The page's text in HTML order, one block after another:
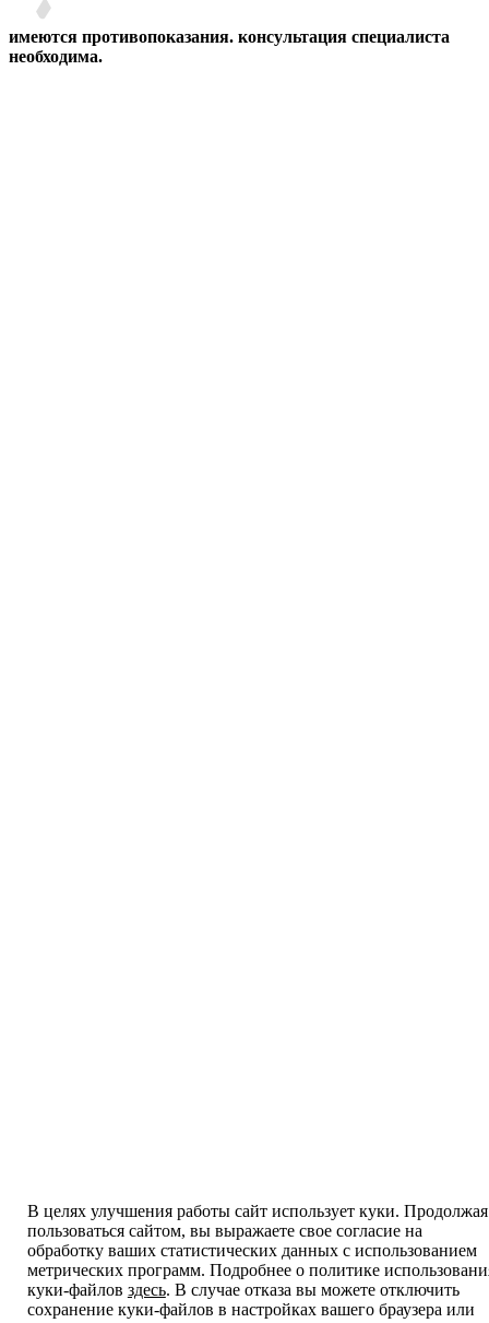
имеются противопоказания. консультация специалиста
необходима.
В целях улучшения работы сайт использует куки. Продолжая
пользоваться сайтом, вы выражаете свое согласие на
обработку ваших статистических данных с использованием
метрических программ. Подробнее о политике
куки-файлов здесь. В случае отказа вы можете отключить
сохранение куки-файлов в настройках вашего браузера или